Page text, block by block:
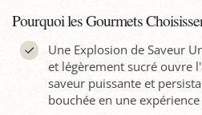
Pourquoi les Gourmets
Une Explosion de Saveur
et légèrement sucré ouvre
saveur puissante et
bouchée en une